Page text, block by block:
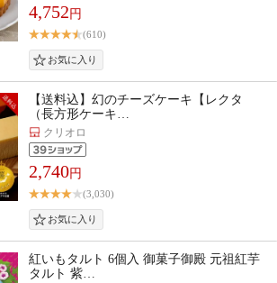
4,752 円
(610)
【送料込】幻のチーズケーキ【レクタ
（長方形ケーキ…
クリオロ
2,740円
(3,030)
紅いもタルト 6個入 御菓子御殿 元祖紅芋
タルト 紫…